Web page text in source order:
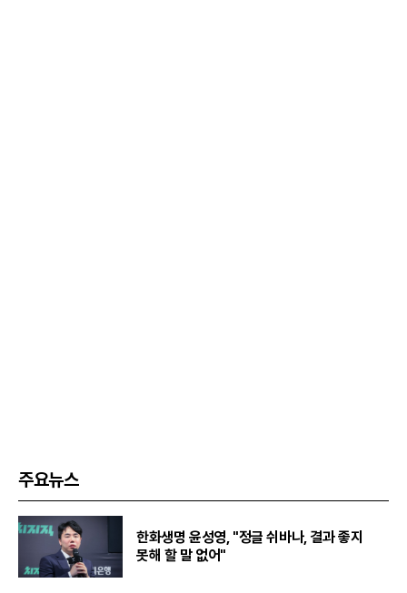
주요뉴스
한화생명 윤성영, "정글 쉬바나, 결과 좋지
못해 할 말 없어"